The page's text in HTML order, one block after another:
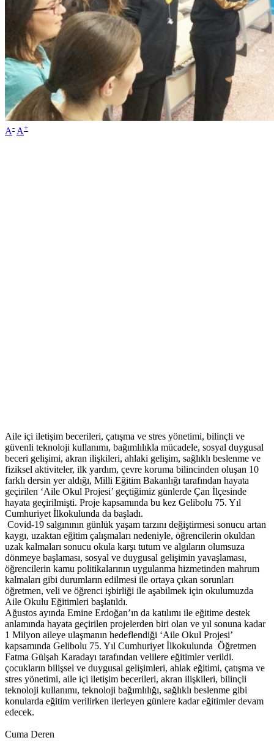
A- A+
Aile içi iletişim becerileri, çatışma ve stres yönetimi, bilinçli ve
güvenli teknoloji kullanımı, bağımlılıkla mücadele, sosyal duygusal
beceri gelişimi, akran ilişkileri, ahlaki gelişim, sağlıklı beslenme ve
fiziksel aktiviteler, ilk yardım, çevre koruma bilincinden oluşan 10
farklı dersin yer aldığı, Milli Eğitim Bakanlığı tarafından hayata
geçirilen ‘Aile Okul Projesi’ geçtiğimiz günlerde Çan İlçesinde
hayata geçirilmişti. Proje kapsamında bu kez Gelibolu 75. Yıl
Cumhuriyet İlkokulunda da başladı.
Covid-19 salgınının günlük yaşam tarzını değiştirmesi sonucu artan
kaygı, uzaktan eğitim çalışmaları nedeniyle, öğrencilerin okuldan
uzak kalmaları sonucu okula karşı tutum ve algıların olumsuza
dönmeye başlaması, sosyal ve duygusal gelişimin yavaşlaması,
öğrencilerin kamu politikalarının uygulanma hizmetinden mahrum
kalmaları gibi durumların edilmesi ile ortaya çıkan sorunları
öğretmen, veli ve öğrenci işbirliği ile aşabilmek için okulumuzda
Aile Okulu Eğitimleri başlatıldı.
Ağustos ayında Emine Erdoğan’ın da katılımı ile eğitime destek
anlamında hayata geçirilen projelerden biri olan ve yıl sonuna kadar
1 Milyon aileye ulaşmanın hedeflendiği ‘Aile Okul Projesi’
kapsamında Gelibolu 75. Yıl Cumhuriyet İlkokulunda Öğretmen
Fatma Gülşah Karadayı tarafından velilere eğitimler verildi.
çocukların bilişsel ve duygusal gelişimleri, ahlak eğitimi, çatışma ve
stres yönetimi, aile içi iletişim becerileri, akran ilişkileri, bilinçli
teknoloji kullanımı, teknoloji bağımlılığı, sağlıklı beslenme gibi
konularda eğitim verilirken ilerleyen günlere kadar eğitimler devam
edecek.
Cuma Deren